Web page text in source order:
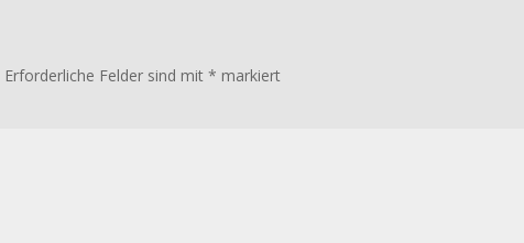
Erforderliche Felder sind mit * markiert